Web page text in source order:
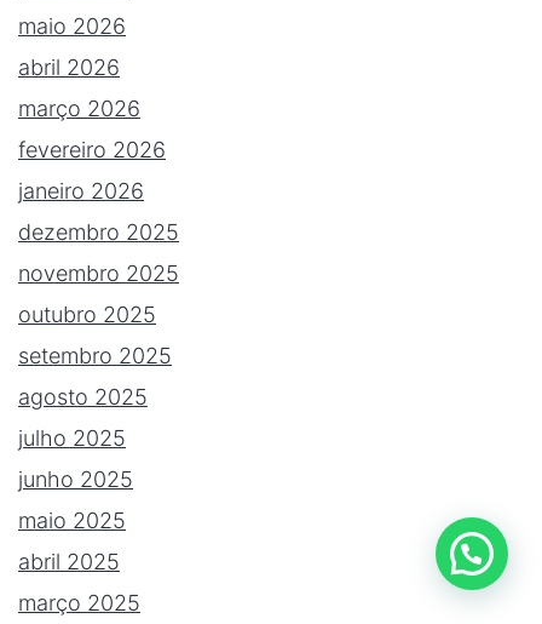
maio 2026
abril 2026
março 2026
fevereiro 2026
janeiro 2026
dezembro 2025
novembro 2025
outubro 2025
setembro 2025
agosto 2025
julho 2025
junho 2025
maio 2025
abril 2025
março 2025